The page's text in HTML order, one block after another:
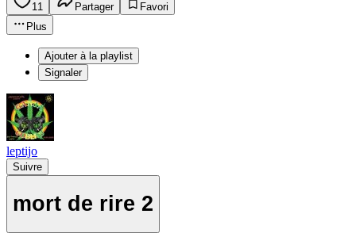
11 Partager
Favori
Plus
Ajouter à la playlist
Signaler
leptijo
Suivre
mort de rire 2